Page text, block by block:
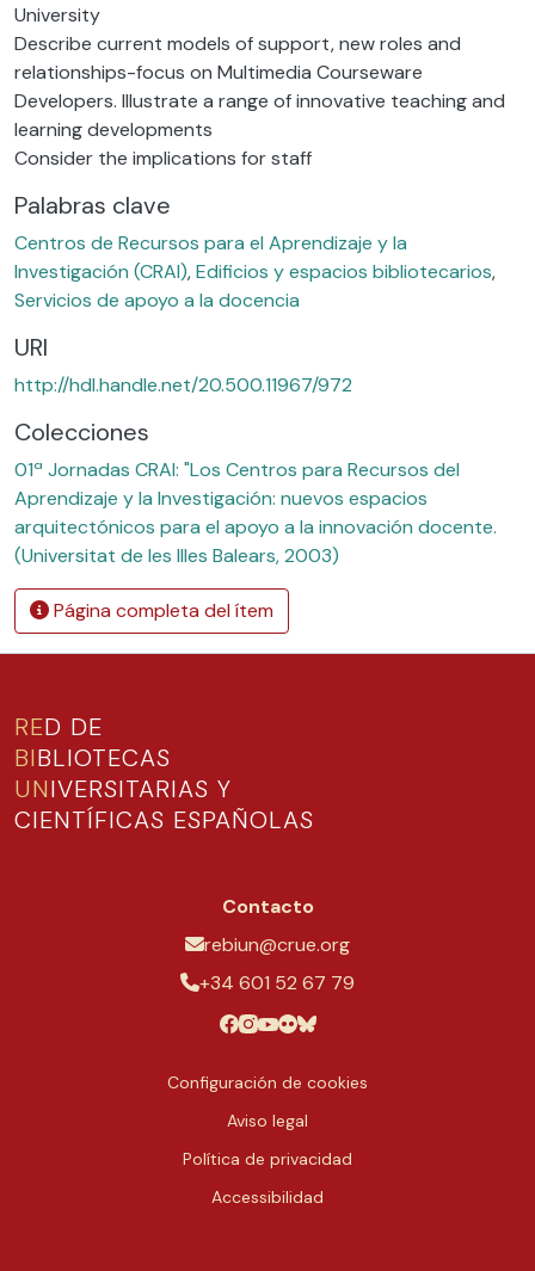
University
Describe current models of support, new roles and
relationships-focus on Multimedia Courseware
Developers. Illustrate a range of innovative teaching and
learning developments
Consider the implications for staff
Palabras clave
Centros de Recursos para el Aprendizaje y la
Investigación (CRAI),Edificios y espacios bibliotecarios,
Servicios de apoyo a la docencia
URI
http://hdl.handle.net/20.500.11967/972
Colecciones
01ª Jornadas CRAI: "Los Centros para Recursos del
Aprendizaje y la Investigación: nuevos espacios
arquitectónicos para el apoyo a la innovación docente.
(Universitat de les Illes Balears, 2003)
Página completa del ítem
RED DE
BIBLIOTECAS
UNIVERSITARIAS Y
CIENTÍFICAS ESPAÑOLAS
Contacto
rebiun@crue.org
+34 601 52 67 79
Configuración de cookies
Aviso legal
Política de privacidad
Accessibilidad